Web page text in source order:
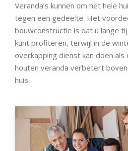
Veranda’s kunnen om het hele
tegen een gedeelte. Het
bouwconstructie is dat u lange
kunt profiteren, terwijl in de
overkapping dienst kan doen als
houten veranda verbetert
huis.